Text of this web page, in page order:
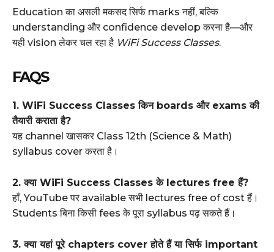
Education का असली मकसद सिर्फ marks नहीं, बल्कि
understanding और confidence develop करना है—और
यही vision लेकर चल रहा है WiFi Success Classes.
FAQS
1. WiFi Success Classes किन boards और exams की
तैयारी कराता है?
यह channel खासकर Class 12th (Science & Math)
syllabus cover करता है।
2. क्या WiFi Success Classes के lectures free हैं?
हाँ, YouTube पर available सभी lectures free of cost हैं।
Students बिना किसी fees के पूरा syllabus पढ़ सकते हैं।
3. क्या यहां पूरे chapters cover होते हैं या सिर्फ important